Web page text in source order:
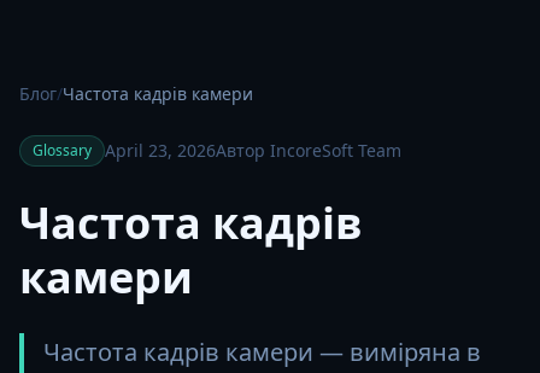
Блог/Частота кадрів камери
Glossary April 23, 2026Автор IncoreSoft Team
Частота кадрів
камери
Частота кадрів камери — виміряна в